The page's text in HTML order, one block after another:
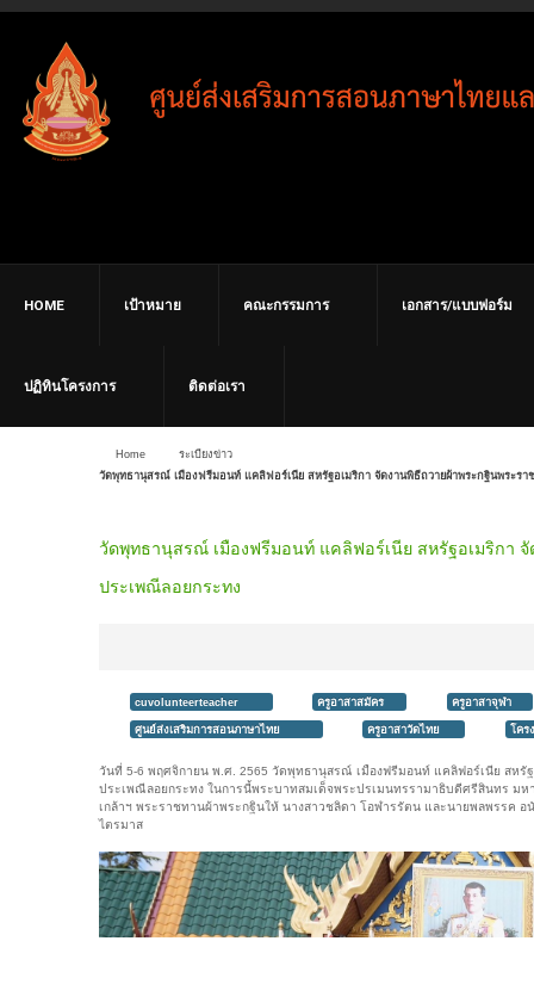
HOME เป้าหมาย คณะกรรมการ เอกสาร/แบบฟอร์ม
ปฏิทินโครงการ ติดต่อเรา
Home
ระเบียงข่าว
วัดพุทธานุสรณ์ เมืองฟรีมอนท์ แคลิฟอร์เนีย สหรัฐอเมริกา จัดงานพิธีถวายผ้าพระกฐินพระร
วัดพุทธานุสรณ์ เมืองฟรีมอนท์ แคลิฟอร์เนีย สหรัฐอเมริกา
ประเพณีลอยกระทง
cuvolunteerteacher ครูอาสาสมัคร ครูอาสาจุฬา
ศูนย์ส่งเสริมการสอนภาษาไทย ครูอาสาวัดไทย โคร
วันที่ 5-6 พฤศจิกายน พ.ศ. 2565 วัดพุทธานุสรณ์ เมืองฟรีมอนท์ แคลิฟอร์เนีย สหรั
ประเพณีลอยกระทง ในการนี้พระบาทสมเด็จพระปรเมนทรรามาธิบดีศรีสินทร ม
เกล้าฯ พระราชทานผ้าพระกฐินให้ นางสาวชลิดา โอฬารรัตน และนายพลพรรค
ไตรมาส